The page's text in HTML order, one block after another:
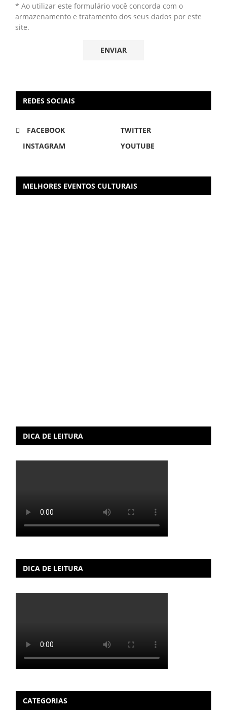
* Ao utilizar este formulário você concorda com o
armazenamento e tratamento dos seus dados por este
site.
REDES SOCIAIS
FACEBOOK
TWITTER
INSTAGRAM
YOUTUBE
MELHORES EVENTOS CULTURAIS
DICA DE LEITURA
DICA DE LEITURA
CATEGORIAS